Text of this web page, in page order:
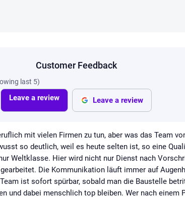
Customer Feedback
last 5)
Leave a review Leave a review
mit vielen Firmen zu tun, aber was das Team
so deutlich, weil es heute selten ist, so eine
Weltklasse. Hier wird nicht nur Dienst nach
Die Kommunikation läuft immer auf
ist sofort spürbar, sobald man die Baustelle
und dabei menschlich top bleiben. Wer nach einem